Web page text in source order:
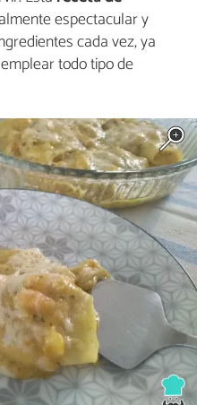
espectacular y
cada vez, ya
todo tipo de